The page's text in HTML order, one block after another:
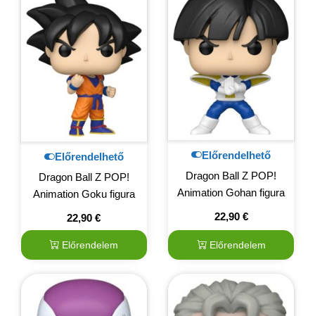
Előrendelhető
Dragon Ball Z POP!
Animation Goku figura
22,90€
Előrendelem
Előrendelhető
Dragon Ball Z POP!
Animation Gohan figura
22,90 €
Előrendelem